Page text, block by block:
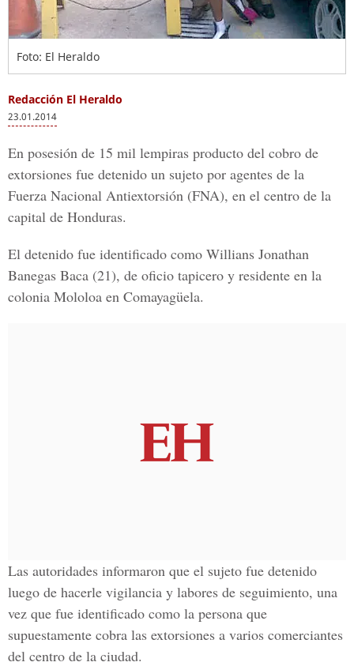
Foto: El Heraldo
Redacción El Heraldo
23.01.2014
En posesión de 15 mil lempiras producto del cobro de
extorsiones fue detenido un sujeto por agentes de la
Fuerza Nacional Antiextorsión (FNA), en el centro de la
capital de Honduras.
El detenido fue identificado como Willians Jonathan
Banegas Baca (21), de oficio tapicero y residente en la
colonia Mololoa en Comayagüela.
Las autoridades informaron que el sujeto fue detenido
luego de hacerle vigilancia y labores de seguimiento, una
vez que fue identificado como la persona que
supuestamente cobra las extorsiones a varios comerciantes
del centro de la ciudad.